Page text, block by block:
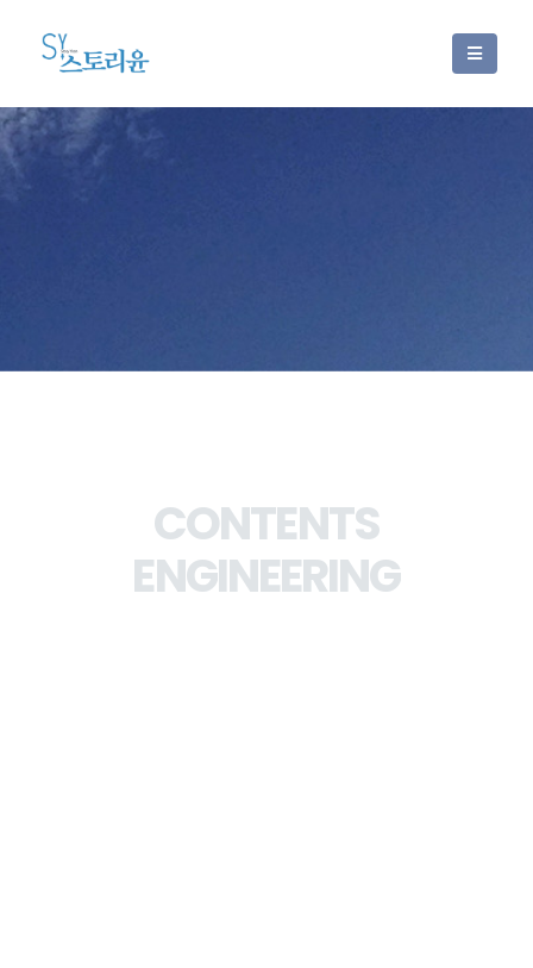
CONTENTS
ENGINEERING